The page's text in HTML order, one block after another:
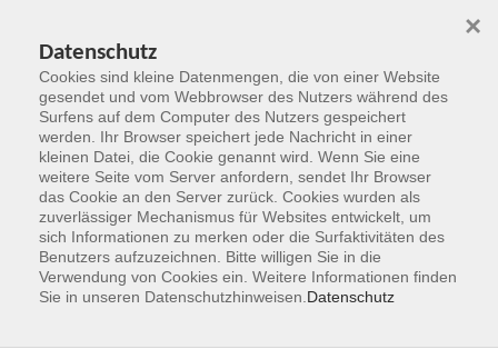
Zum Hauptinhalt springen
Der Kurs konnte nicht gefunden werden.
Datenschutz
Cookies sind kleine Datenmengen, die von einer Website
gesendet und vom Webbrowser des Nutzers während des
Surfens auf dem Computer des Nutzers gespeichert
werden. Ihr Browser speichert jede Nachricht in einer
kleinen Datei, die Cookie genannt wird. Wenn Sie eine
weitere Seite vom Server anfordern, sendet Ihr Browser
das Cookie an den Server zurück. Cookies wurden als
zuverlässiger Mechanismus für Websites entwickelt, um
sich Informationen zu merken oder die Surfaktivitäten des
Benutzers aufzuzeichnen. Bitte willigen Sie in die
Verwendung von Cookies ein. Weitere Informationen finden
Sie in unseren Datenschutzhinweisen. Datenschutz
×